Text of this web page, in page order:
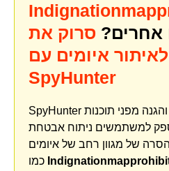
אחרים? סרוק את
איומים עם
SpyHunter
SpyHunter הוא כלי רב עוצמה לתיקון והגנה מפני תוכנות
לספק למשתמשים ניתוח אבטחת
של מגוון רחב של איומים